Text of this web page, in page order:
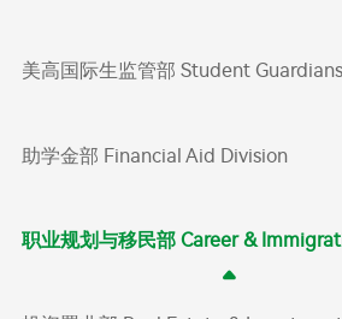
美高国际生监管部 Student
助学金部 Financial Aid Division
职业规划与移民部 Career &